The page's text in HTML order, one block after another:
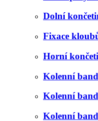
Dolní
Fixace
Horní
Kolenní
Kolenní
Kolenní